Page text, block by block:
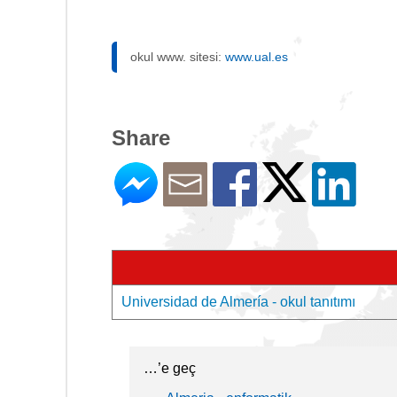
okul www. sitesi: www.ual.es
Share
Universidad de Almería - okul tanıtımı
…’e geç